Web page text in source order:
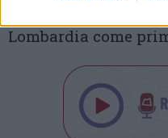
Lombardia come